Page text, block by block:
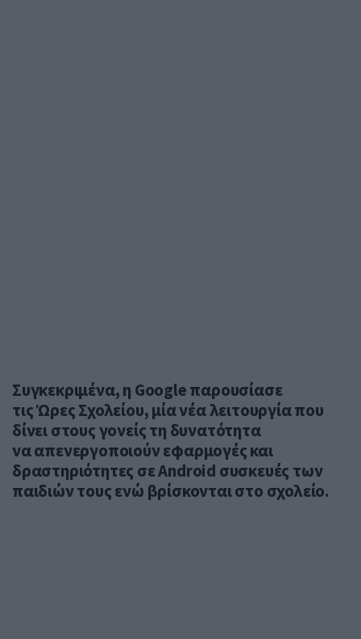
Συγκεκριμένα, η Google παρουσίασε
τις Ώρες Σχολείου, μία νέα λειτουργία που
δίνει στους γονείς τη δυνατότητα
να απενεργοποιούν εφαρμογές και
δραστηριότητες σε Android συσκευές των
παιδιών τους ενώ βρίσκονται στο σχολείο.